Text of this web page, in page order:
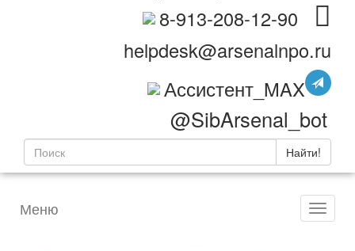
8-913-208-12-90
helpdesk@arsenalnpo.ru
Ассистент_MAX
@SibArsenal_bot
Найти!
Меню